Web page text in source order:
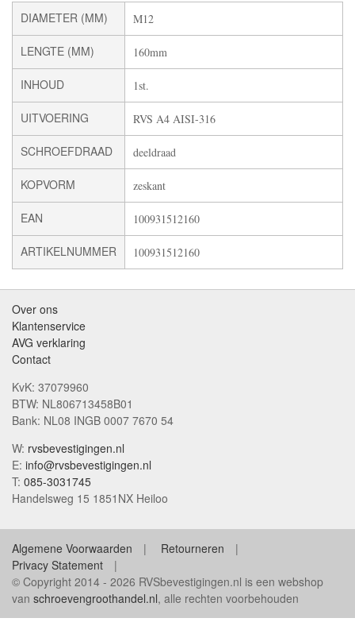
DIAMETER (MM) M12
LENGTE (MM) 160mm
INHOUD 1st.
UITVOERING RVS A4 AISI-316
SCHROEFDRAAD deeldraad
KOPVORM zeskant
EAN 100931512160
ARTIKELNUMMER 100931512160
Over ons
Klantenservice
AVG verklaring
Contact
KvK: 37079960
BTW: NL806713458B01
Bank: NL08 INGB 0007 7670 54
W: rvsbevestigingen.nl
E: info@rvsbevestigingen.nl
T: 085-3031745
Handelsweg 15 1851NX Heiloo
Algemene Voorwaarden
Retourneren
Privacy Statement
© Copyright 2014 - 2026 RVSbevestigingen.nl is een webshop
van schroevengroothandel.nl, alle rechten voorbehouden